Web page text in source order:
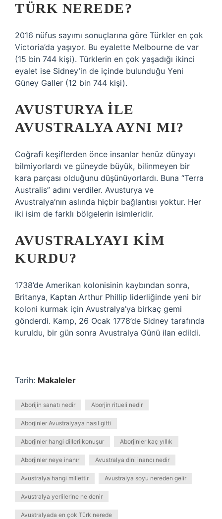
TÜRK NEREDE?
2016 nüfus sayımı sonuçlarına göre Türkler en çok
Victoria’da yaşıyor. Bu eyalette Melbourne de var
(15 bin 744 kişi). Türklerin en çok yaşadığı ikinci
eyalet ise Sidney’in de içinde bulunduğu Yeni
Güney Galler (12 bin 744 kişi).
AVUSTURYA ILE
AVUSTRALYA AYNI MI?
Coğrafi keşiflerden önce insanlar henüz dünyayı
bilmiyorlardı ve güneyde büyük, bilinmeyen bir
kara parçası olduğunu düşünüyorlardı. Buna “Terra
Australis” adını verdiler. Avusturya ve
Avustralya’nın aslında hiçbir bağlantısı yoktur. Her
iki isim de farklı bölgelerin isimleridir.
AVUSTRALYAYI KIM
KURDU?
1738’de Amerikan kolonisinin kaybından sonra,
Britanya, Kaptan Arthur Phillip liderliğinde yeni bir
koloni kurmak için Avustralya’ya birkaç gemi
gönderdi. Kamp, 26 Ocak 1778’de Sidney tarafında
kuruldu, bir gün sonra Avustralya Günü ilan edildi.
Tarih: Makaleler
Aborijin sanatı nedir Aborjin ritueli nedir
Aborjinler Avustralyaya nasıl gitti
Aborjinler hangi dilleri konuşur Aborjinler kaç yıllık
Aborjinler neye inanır Avustralya dini inancı nedir
Avustralya hangi millettir Avustralya soyu nereden gelir
Avustralya yerlilerine ne denir
Avustralyada en çok Türk nerede